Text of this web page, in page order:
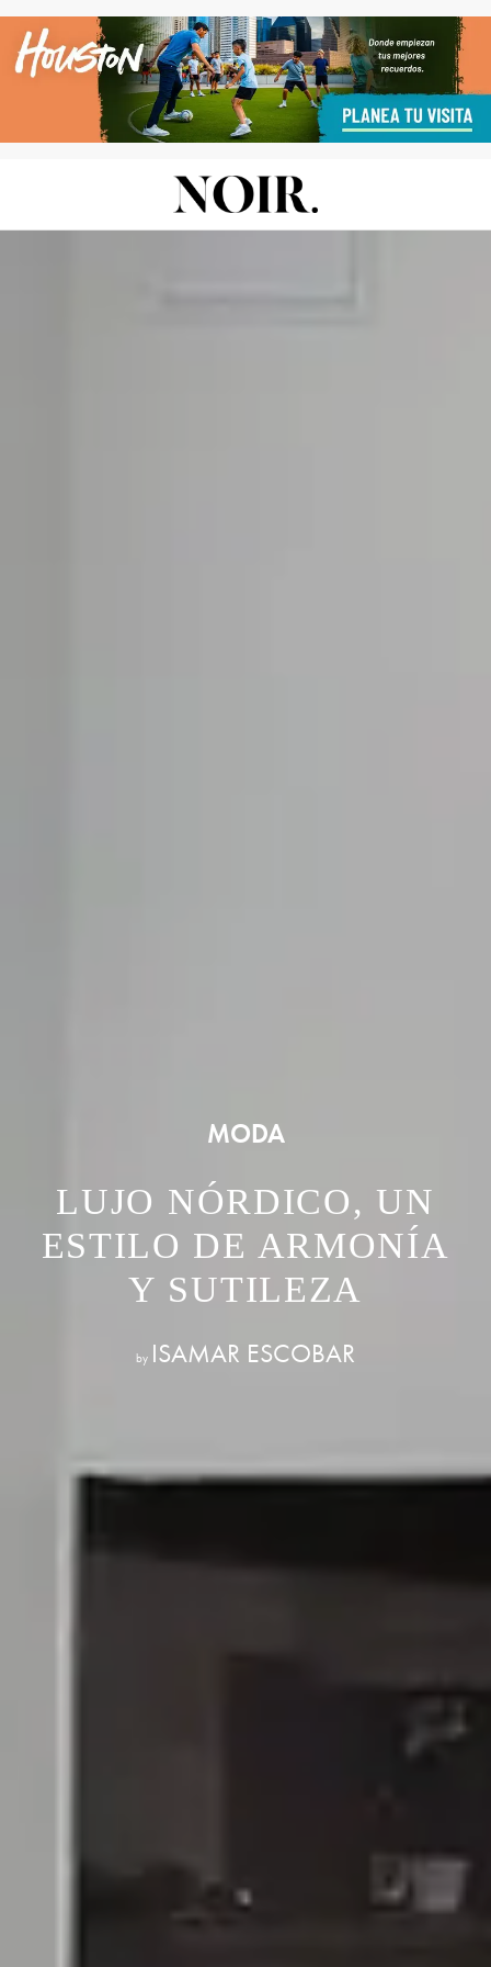
MODA
LUJO NÓRDICO, UN
ESTILO DE ARMONÍA
Y SUTILEZA
by ISAMAR ESCOBAR